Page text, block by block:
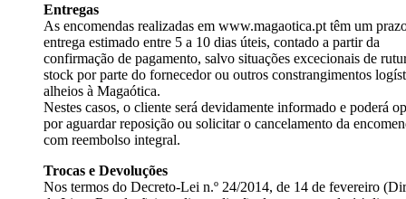
Entregas
As encomendas realizadas em www.magaotica.pt têm um
entrega estimado entre 5 a 10 dias úteis, contado a partir da
confirmação de pagamento, salvo situações excecionais de
stock por parte do fornecedor ou outros constrangimentos
alheios à Magaótica.
Nestes casos, o cliente será devidamente informado e poderá
por aguardar reposição ou solicitar o cancelamento da
com reembolso integral.
Trocas e Devoluções
Nos termos do Decreto-Lei n.º 24/2014, de 14 de fevereiro